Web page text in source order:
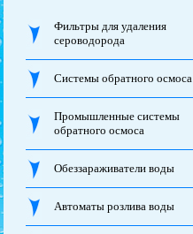
Фильтры для удаления
сероводорода
Системы обратного осмоса
Промышленные системы
обратного осмоса
Обеззараживатели воды
Автоматы розлива воды